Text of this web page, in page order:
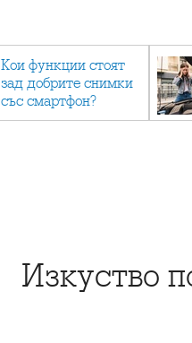
Кои функции стоят
зад добрите снимки
със смартфон?
Изкуство